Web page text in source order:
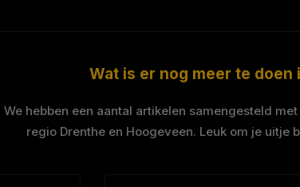
Wat is er nog meer te doen
We hebben een aantal artikelen samengesteld
regio Drenthe en Hoogeveen. Leuk om je uitje